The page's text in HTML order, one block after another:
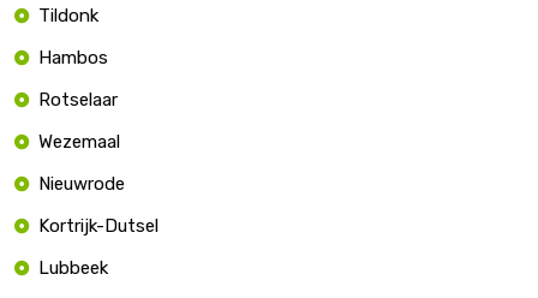
Tildonk
Hambos
Rotselaar
Wezemaal
Nieuwrode
Kortrijk-Dutsel
Lubbeek